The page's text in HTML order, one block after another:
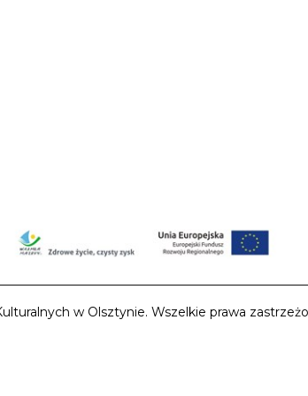
w Olsztynie. Wszelkie prawa